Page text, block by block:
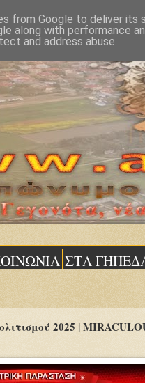
ΣΤΑ
2025 |
from Google to deliver its
along with performance
and address abuse.